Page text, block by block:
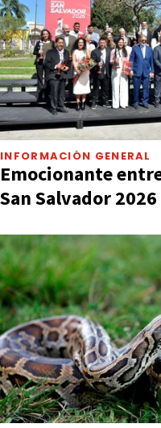
INFORMACIÓN GENERAL
Emocionante
San Salvador 2026